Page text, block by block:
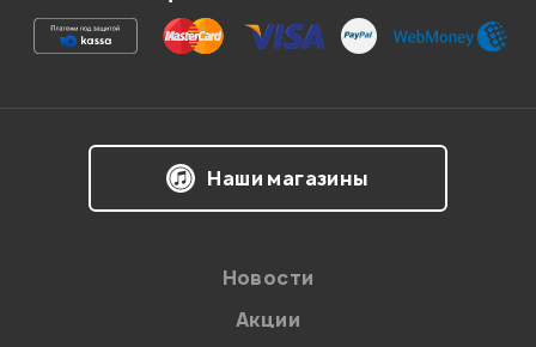
Ваша оценка:
Наши магазины
Новости
Акции